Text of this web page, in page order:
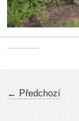
← Předchozí